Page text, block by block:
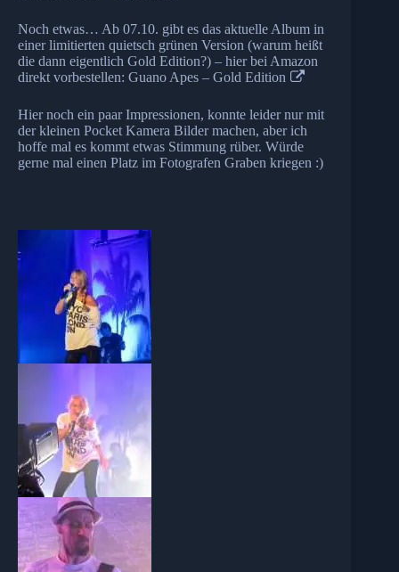
Noch etwas… Ab 07.10. gibt es das aktuelle Album in
einer limitierten quietsch grünen Version (warum heißt
die dann eigentlich Gold Edition?) – hier bei Amazon
direkt vorbestellen: Guano Apes – Gold Edition
Hier noch ein paar Impressionen, konnte leider nur mit
der kleinen Pocket Kamera Bilder machen, aber ich
hoffe mal es kommt etwas Stimmung rüber. Würde
gerne mal einen Platz im Fotografen Graben kriegen :)